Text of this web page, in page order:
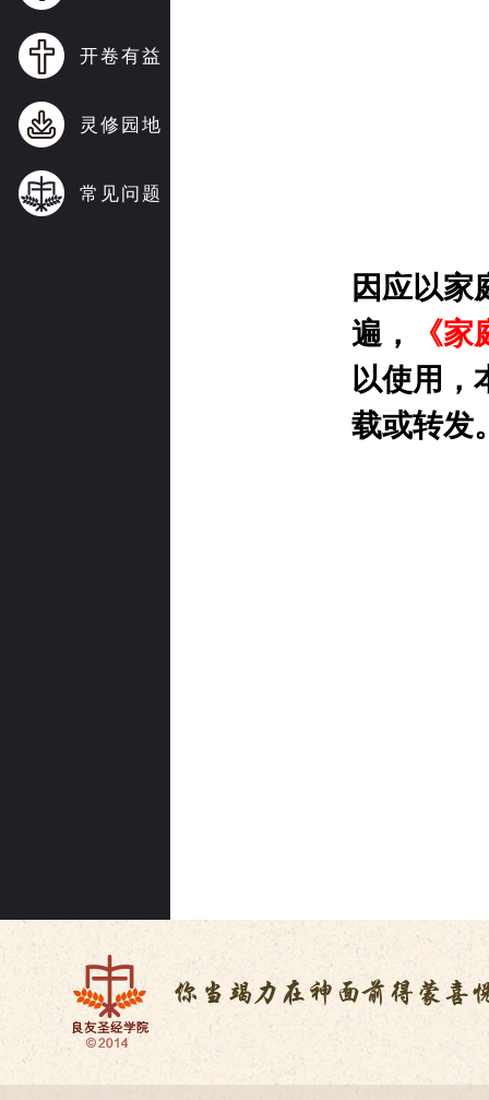
开卷有益
灵修园地
常见问题
因应以家
遍，
《
以使用，
载或转发